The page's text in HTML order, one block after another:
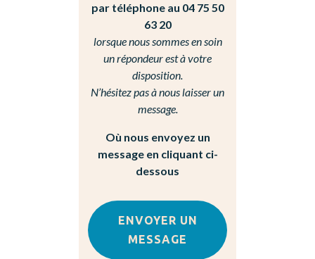
par téléphone au 04 75 50
63 20
lorsque nous sommes en soin
un répondeur est à votre
disposition.
N’hésitez pas à nous laisser un
message.
Où nous envoyez un
message en cliquant ci-
dessous
ENVOYER UN
MESSAGE